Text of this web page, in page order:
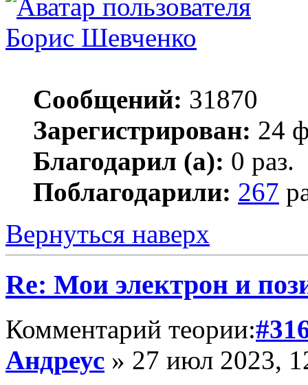
Борис Шевченко
Сообщений: 31870
Зарегистрирован: 24
Благодарил (а): 0 раз.
Поблагодарили: 267
Вернуться наверх
Re: Мои электрон и
Комментарий теории:
Андреус » 27 июл 2023,